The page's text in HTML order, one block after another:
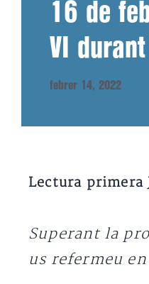
16 de
VI durant
febrer 14, 2022
Lectura primera
Superant la
us refermeu